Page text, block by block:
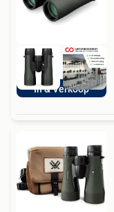
In & Verkoop